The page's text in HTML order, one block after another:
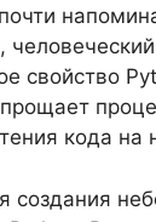
свойство
кода на
создания